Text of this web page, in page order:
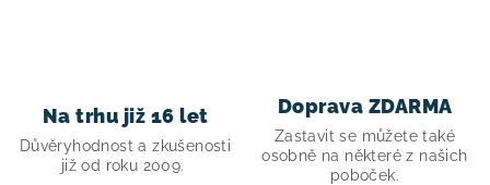
v
Na trhu již 16 let
Důvěryhodnost a zkušenosti
již od roku 2009.
Doprava ZDARMA
Zastavit se můžete také
osobně na některé z našich
poboček.